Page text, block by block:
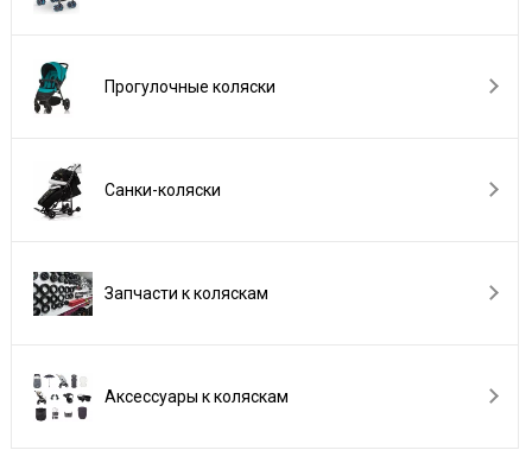
Прогулочные коляски
Санки-коляски
Запчасти к коляскам
Аксессуары к коляскам